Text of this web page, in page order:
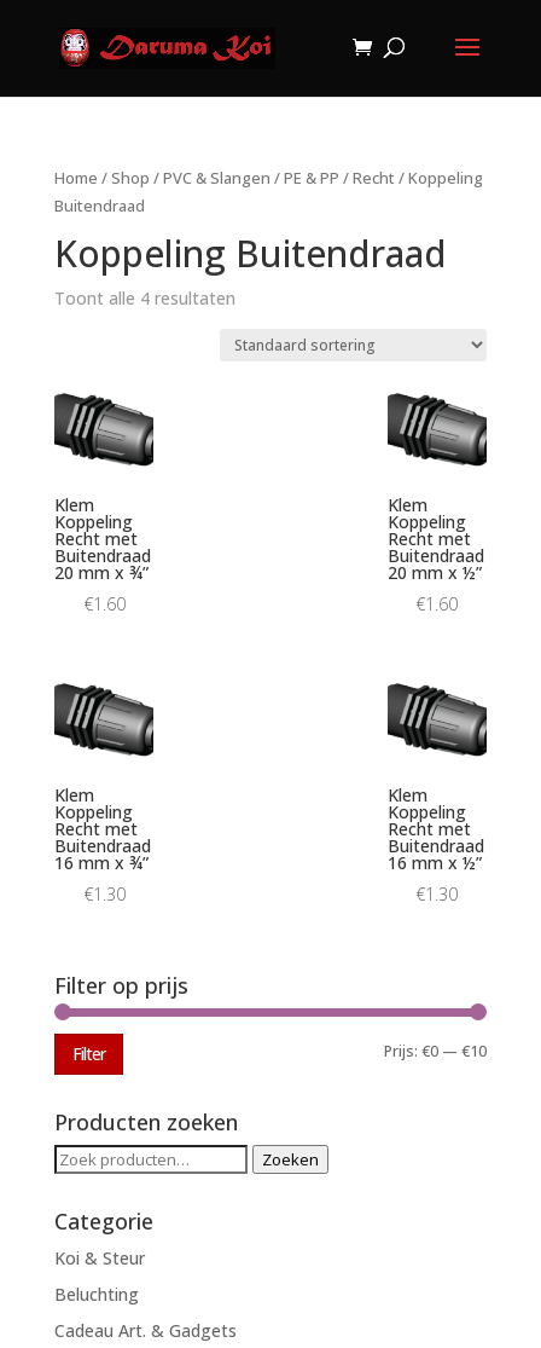
Home /Shop /PVC & Slangen /PE & PP /Recht/ Koppeling
Buitendraad
Koppeling Buitendraad
Toont alle 4 resultaten
Klem
Koppeling
Recht met
Buitendraad
20 mm x ¾”
€1.60
Klem
Koppeling
Recht met
Buitendraad
20 mm x ½”
€1.60
Klem
Koppeling
Recht met
Buitendraad
16 mm x ¾”
€1.30
Klem
Koppeling
Recht met
Buitendraad
16 mm x ½”
€1.30
Filter op prijs
Min.
Max.
Filter Prijs:€0 —€10
Producten zoeken
Zoeken
Zoeken
Categorie
Koi & Steur
Beluchting
Cadeau Art. & Gadgets